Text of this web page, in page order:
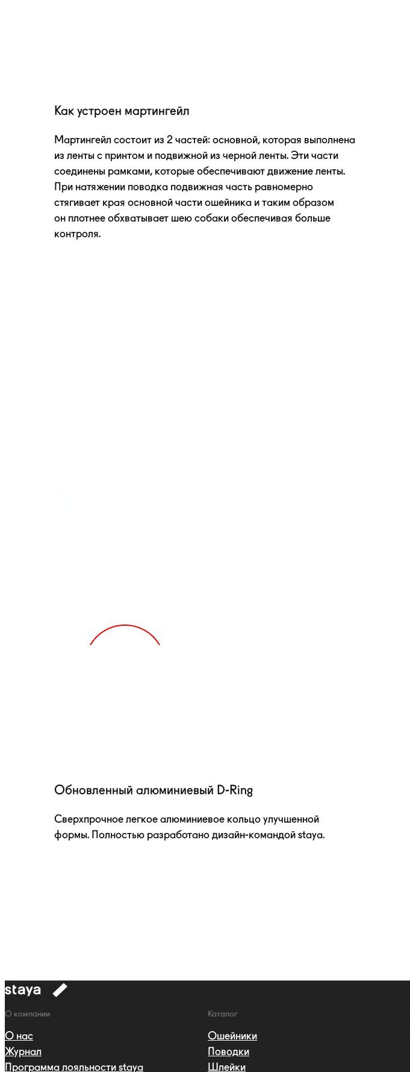
Как устроен мартингейл
Мартингейл состоит из 2 частей: основной, которая выполнена
из ленты с принтом и подвижной из черной ленты. Эти части
соединены рамками, которые обеспечивают движение ленты.
При натяжении поводка подвижная часть равномерно
стягивает края основной части ошейника и таким образом
он плотнее обхватывает шею собаки обеспечивая больше
контроля.
Обновленный алюминиевый D-Ring
Сверхпрочное легкое алюминиевое кольцо улучшенной
формы. Полностью разработано дизайн-командой staya.
к
Навигация
О компании
О нас
Журнал
Программа лояльности staya
Каталог
Ошейники
Поводки
Шлейки